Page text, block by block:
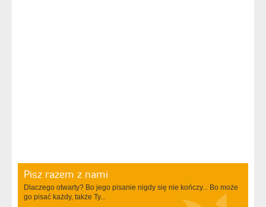
Pisz razem z nami
Dlaczego otwarty? Bo jego pisanie nigdy się nie kończy... Bo może
go pisać każdy, także Ty...